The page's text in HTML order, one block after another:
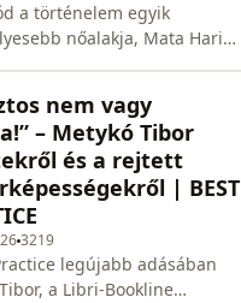
a történelem egyik
nőalakja, Mata Hari
kivégzéséig. Vajon
az első világháború
kettős ügynöke volt,
egy szerelmét kereső
akit bűnbaknak használtak
Zoltán végigköveti a
Linkek: Hirdess a
műsorainkban! Ismerd me
nem vagy
– Metykó Tibor
és a rejtett
| BEST
3219
legújabb adásában
a Libri-Bookline